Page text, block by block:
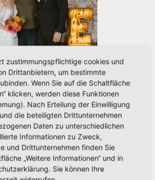
Neues aus Unternehmen
Weddings –
im Sauerland &
zustimmungspflichtige cookies und
Drittanbietern, um bestimmte
Wenn Sie auf die Schaltfläche
klicken, werden diese Funktionen
Nach Erteilung der Einwilligung
die beteiligten Drittunternehmen
Daten zu unterschiedlichen
Informationen zu Zweck,
und Drittunternehmen finden Sie
„Weitere Informationen“ und in
Sie können Ihre